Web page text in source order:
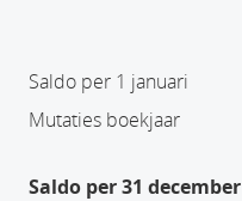
Saldo per 1 januari
Mutaties boekjaar
Saldo per 31 december